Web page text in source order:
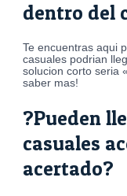
dentro del
Te encuentras aqui
casuales podrian
solucion corto seri­a
saber mas!
?Pueden
casuales
acertado?